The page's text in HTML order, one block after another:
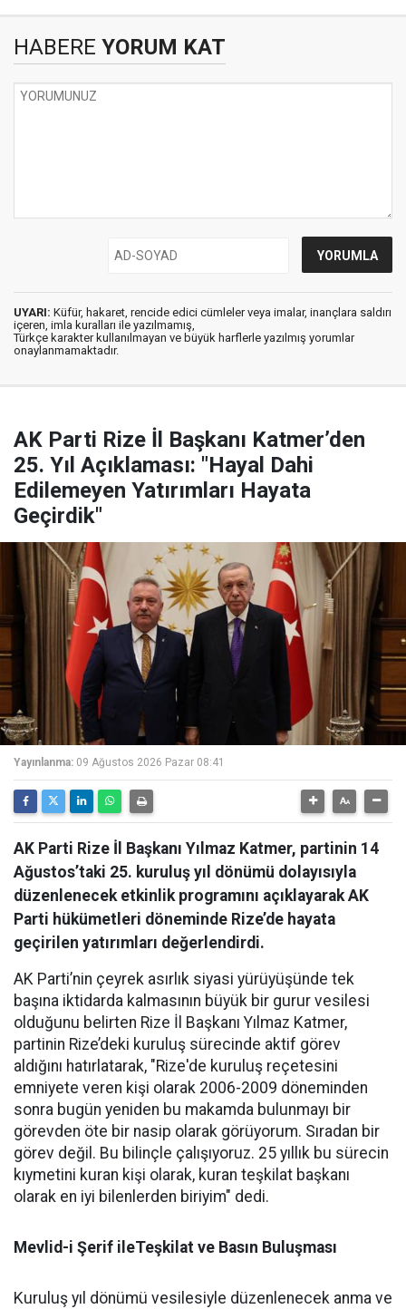
HABERE YORUM KAT
UYARI: Küfür, hakaret, rencide edici cümleler veya imalar, inançlara saldırı
içeren, imla kuralları ile yazılmamış,
Türkçe karakter kullanılmayan ve büyük harflerle yazılmış yorumlar
onaylanmamaktadır.
AK Parti Rize İl Başkanı Katmer’den
25. Yıl Açıklaması: "Hayal Dahi
Edilemeyen Yatırımları Hayata
Geçirdik"
Yayınlanma: 09 Ağustos 2026 Pazar 08:41
AK Parti Rize İl Başkanı Yılmaz Katmer, partinin 14
Ağustos’taki 25. kuruluş yıl dönümü dolayısıyla
düzenlenecek etkinlik programını açıklayarak AK
Parti hükümetleri döneminde Rize’de hayata
geçirilen yatırımları değerlendirdi.
AK Parti’nin çeyrek asırlık siyasi yürüyüşünde tek
başına iktidarda kalmasının büyük bir gurur vesilesi
olduğunu belirten Rize İl Başkanı Yılmaz Katmer,
partinin Rize’deki kuruluş sürecinde aktif görev
aldığını hatırlatarak, "Rize'de kuruluş reçetesini
emniyete veren kişi olarak 2006-2009 döneminden
sonra bugün yeniden bu makamda bulunmayı bir
görevden öte bir nasip olarak görüyorum. Sıradan bir
görev değil. Bu bilinçle çalışıyoruz. 25 yıllık bu sürecin
kıymetini kuran kişi olarak, kuran teşkilat başkanı
olarak en iyi bilenlerden biriyim" dedi.
Mevlid-i Şerif ileTeşkilat ve Basın Buluşması
Kuruluş yıl dönümü vesilesiyle düzenlenecek anma ve